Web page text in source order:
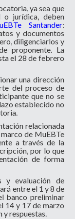
ya sea que
o jurídica, deben
Santander:
y documentos
diligenciarlos y
proponente. La
el 28 de febrero
una dirección
del proceso de
que no se
establecido no
relacionada
de MuEBTe
a través de la
por lo que
de forma
y evaluación de
entre el 1 y 8 de
banco preliminar
14 y 17 de marzo
respuestas.